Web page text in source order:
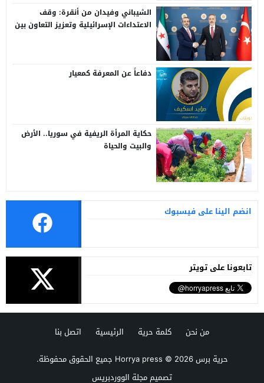
الشيباني وفيدان من أنقرة: وقف
الاعتداءات الإسرائيلية وتعزيز التعاون بين
دفاعاً عن المعرفة كمعيار
حكاية المرأة الريفية في سوريا.. الأرض
والبيت والحياة
انضم الينا على فيسبوك
تابعونا على تويتر
من نحن كلمة حرية الرئيسية
اتصل بنا
حرية برس Horrya press© 2026 جميع الحقوق محفوظة.
تصميممجلة الووردبريس